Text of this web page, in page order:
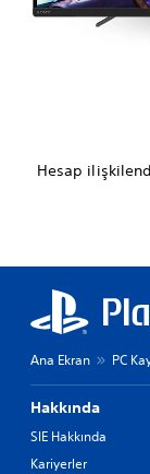
Hesap
Ana Ekran PC
Hakkında
SIE Hakkında
Kariyerler